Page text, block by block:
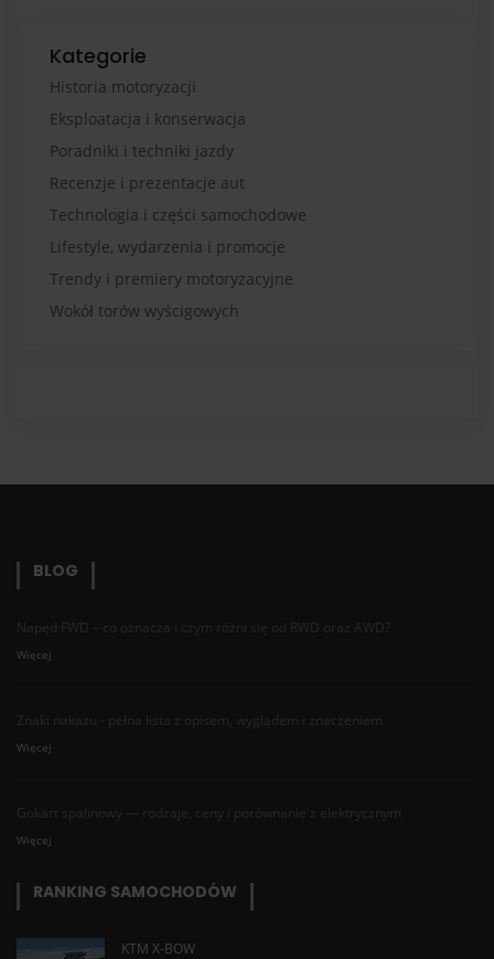
Kategorie
Historia motoryzacji
Eksploatacja i konserwacja
Poradniki i techniki jazdy
Recenzje i prezentacje aut
Technologia i części samochodowe
Lifestyle, wydarzenia i promocje
Trendy i premiery motoryzacyjne
Wokół torów wyścigowych
BLOG
Napęd FWD – co oznacza i czym różni się od RWD oraz AWD?
Więcej
Znaki nakazu - pełna lista z opisem, wyglądem i znaczeniem
Więcej
Gokart spalinowy — rodzaje, ceny i porównanie z elektrycznym
Więcej
RANKING SAMOCHODÓW
KTM X-BOW